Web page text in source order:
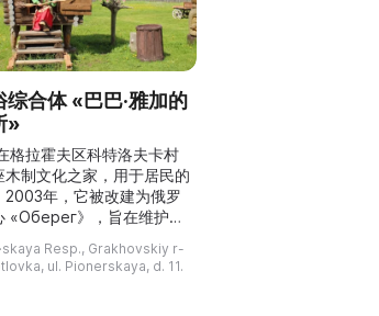
综合体 «巴巴·雅加的
»
格拉霍夫区科特洛夫卡村
木制文化之家，用于居民的
2003年，它被改建为俄罗
«Оберег》，旨在维护俄
传统、仪式和风俗。2013
础上成立了市政自治文化机
俗综合体 «巴巴·雅加的
Resp., Grakhovskiy r-
ul. Pionerskaya, d. 11.